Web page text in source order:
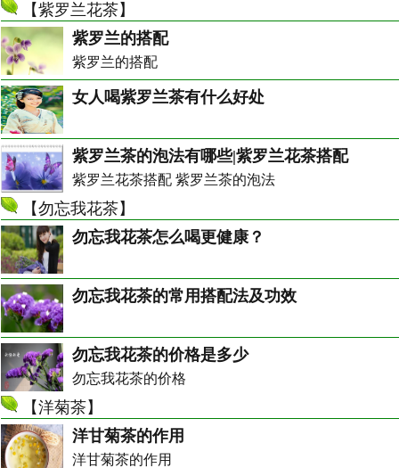
【紫罗兰花茶】
紫罗兰的搭配
紫罗兰的搭配
女人喝紫罗兰茶有什么好处
紫罗兰茶的泡法有哪些|紫罗兰花茶搭配
紫罗兰花茶搭配 紫罗兰茶的泡法
【勿忘我花茶】
勿忘我花茶怎么喝更健康？
勿忘我花茶的常用搭配法及功效
勿忘我花茶的价格是多少
勿忘我花茶的价格
【洋菊茶】
洋甘菊茶的作用
洋甘菊茶的作用